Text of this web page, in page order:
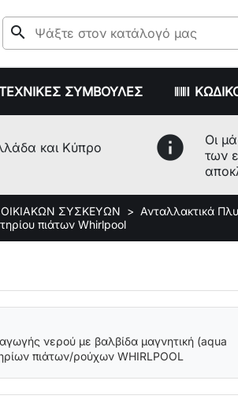
search
ΣΥΜΒΟΥΛΕΣ
και Κύπρο info
Οι
των
ΣΥΣΚΕΥΩΝ Ανταλλακτικά
πιάτων Whirlpool
νερού με βαλβίδα μαγνητική (aqua
πιάτων/ρούχων WHIRLPOOL